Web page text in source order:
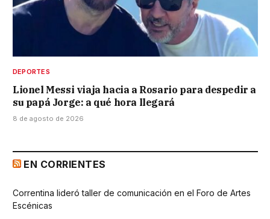
DEPORTES
Lionel Messi viaja hacia a Rosario para despedir a
su papá Jorge: a qué hora llegará
8 de agosto de 2026
EN CORRIENTES
Correntina lideró taller de comunicación en el Foro de Artes
Escénicas